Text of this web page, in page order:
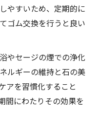
やすいため、定期的に
ゴム交換を行うと良い
やセージの煙での浄化
ルギーの維持と石の美
アを習慣化すること
間にわたりその効果を